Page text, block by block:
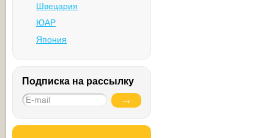
Швецария
ЮАР
Япония
Подписка на рассылку